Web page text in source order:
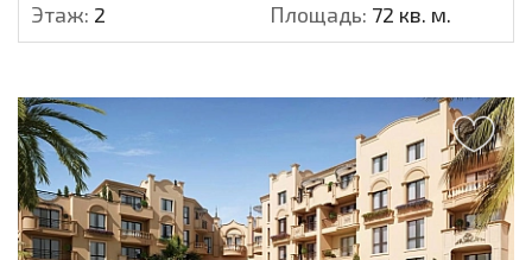
Этаж: 2 Площадь: 72 кв. м.